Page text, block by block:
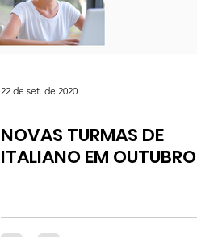
22 de set. de 2020
NOVAS TURMAS DE
ITALIANO EM OUTUBRO